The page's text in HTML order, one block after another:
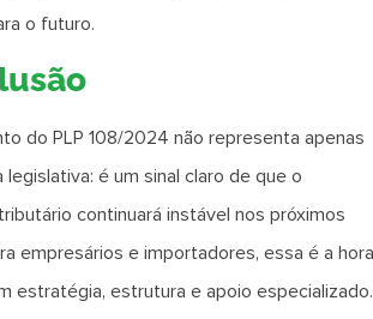
o futuro.
do PLP 108/2024 não representa apenas
legislativa: é um sinal claro de que o
continuará instável nos próximos
empresários e importadores, essa é a hora
estratégia, estrutura e apoio especializado.